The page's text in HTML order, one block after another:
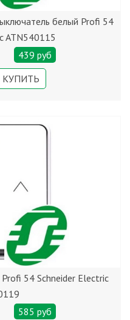
белый Profi 54
ATN540115
439 руб
54 Schneider Electric
585 руб